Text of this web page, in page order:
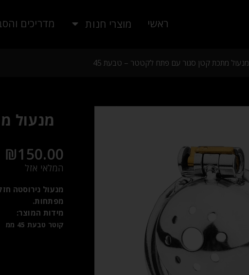
ראשי מוצרי חנות מדריכים
מנעול מתכת קטן סגור עם פתח לקטטר – טבעת 45
מנעול
₪150.00
המלאי אזל
מפתחות.
מידות המוצר:
קוטר טבעת 45 ממ